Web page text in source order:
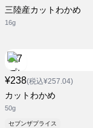
三陸産カットわかめ
16g
¥238(税込¥257.04)
カットわかめ
50g
セブンザプライス